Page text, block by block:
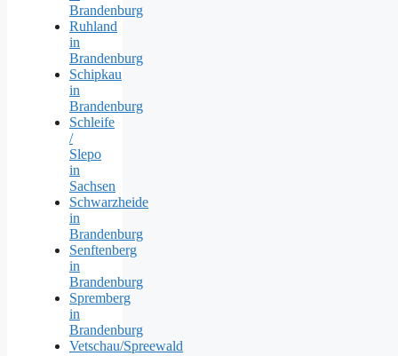
Brandenburg
Ruhland
in
Brandenburg
Schipkau
in
Brandenburg
Schleife
/
Slepo
in
Sachsen
Schwarzheide
in
Brandenburg
Senftenberg
in
Brandenburg
Spremberg
in
Brandenburg
Vetschau/Spreewald